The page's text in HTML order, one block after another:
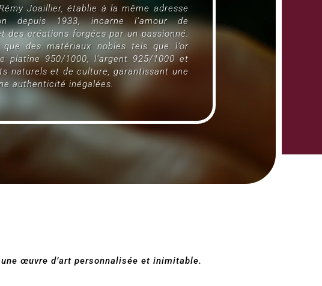
Joaillier, établie à la même adresse
depuis 1933, incarne l’amour de
des créations forgées par un passionné.
que des matériaux nobles tels que l’or
platine 950/1000, l’argent 925/1000 et
naturels et de culture, garantissant une
authenticité inégalées.
œuvre d’art personnalisée et inimitable.